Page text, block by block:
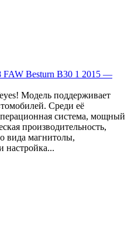
FAW Besturn B30 1 2015 —
Модель поддерживает
Среди её
система, мощный
производительность,
вида магнитолы,
настройка...